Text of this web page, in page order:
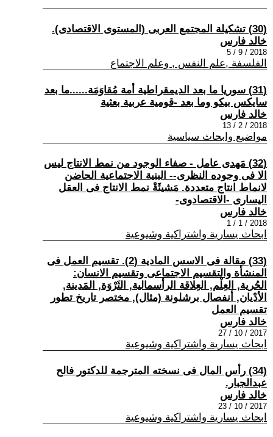
(30) تشكيلة المجتمع العربى (المستوى الاقتصادى).
خالد فارس
2018 / 9 / 5
الفلسفة ,علم النفس , وعلم الاجتماع
(31) سوريا ما بعد الديمقراطية أمة مُقاوَمَة......ما بعد
سايكس بيكو وما بعد -قومية عربية بعثية
خالد فارس
2018 / 2 / 13
مواضيع وابحاث سياسية
(32) مَهدى عامل - صفاء الوجود من نمط الانتاج ليس
الا فى وجوده النظرى-- البنية الاجتماعية الحاضن
لانماط انتاج متعددة. مَشيئَةْ نمط الانتاج فى العقل
اليسارى -الاقتصادوى-
خالد فارس
2018 / 1 / 1
ابحاث يسارية واشتراكية وشيوعية
(33) مقالة فى الاسس المادية (2). تقسيم العمل فى
المنشأة والتقسيم الاجتماعى وتقسيم الانسان:
الحُرية, العِلْم, العِلاقة الرأسمالية, الثَرْوَة, المَدينة,
الأدْيان, أنفصال برشلونة (مثال), مختصر تاريخ تطور
تقسيم العمل
خالد فارس
2017 / 10 / 27
ابحاث يسارية واشتراكية وشيوعية
(34) رأس المال فى نسخته المترجمة للدكتور فالح
عبدالجبار.
خالد فارس
2017 / 10 / 23
ابحاث يسارية واشتراكية وشيوعية